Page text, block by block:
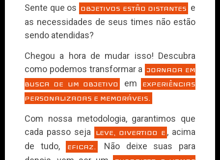
Sente que os OBJETIVOS ESTÃO DISTANTES e
as necessidades de seus times não estão
sendo atendidas?
Chegou a hora de mudar isso! Descubra
como podemos transformar a JORNADA EM
BUSCA DE UM OBJETIVO
em
EXPERIÊNCIAS
PERSONALIZADAS E MEMORÁVEIS.
Com nossa metodologia, garantimos que
cada passo seja
LEVE, DIVERTIDO E , acima
de tudo,
EFICAZ.
Não deixe suas para